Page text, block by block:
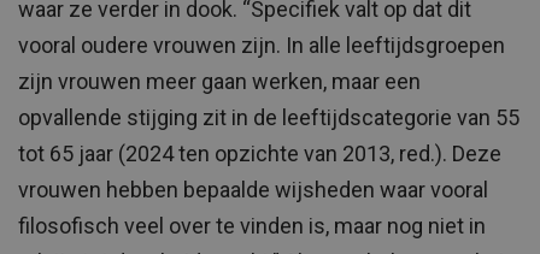
waar ze verder in dook. “Specifiek valt op dat dit
vooral oudere vrouwen zijn. In alle leeftijdsgroepen
zijn vrouwen meer gaan werken, maar een
opvallende stijging zit in de leeftijdscategorie van 55
tot 65 jaar (2024 ten opzichte van 2013, red.). Deze
vrouwen hebben bepaalde wijsheden waar vooral
filosofisch veel over te vinden is, maar nog niet in